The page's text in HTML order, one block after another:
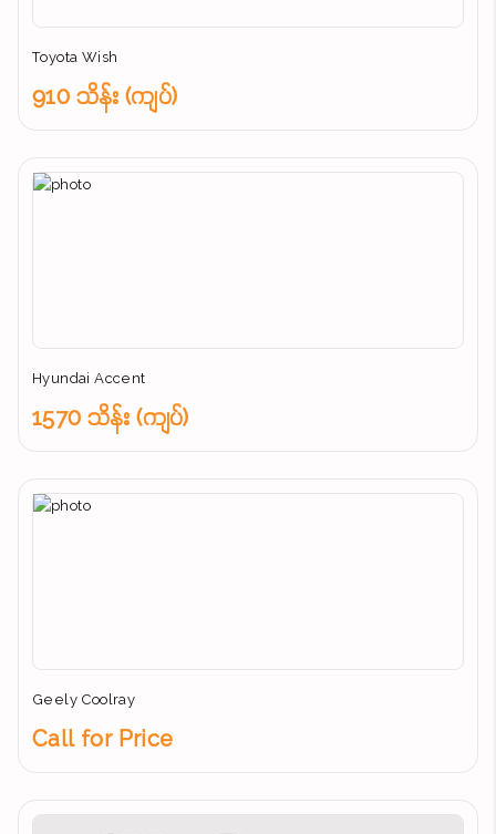
Toyota Wish
910 သိန်း (ကျပ်)
Hyundai Accent
1570 သိန်း (ကျပ်)
Geely Coolray
Call for Price